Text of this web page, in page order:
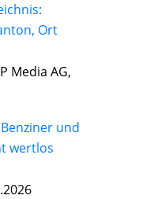
Ort
Media AG,
und
wertlos